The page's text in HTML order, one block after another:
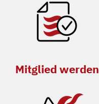
Mitglied werden